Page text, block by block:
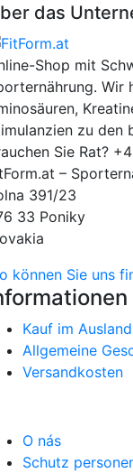
das
Shop mit
Wir
zu den
Sie Rat?
–
391/23
33 Poniky
können Sie uns
Kauf im Ausland
Allgemeine
Versandkosten
O nás
Schutz